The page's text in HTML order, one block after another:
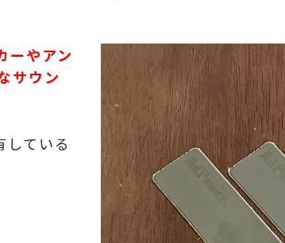
ーやアン
サウン
している